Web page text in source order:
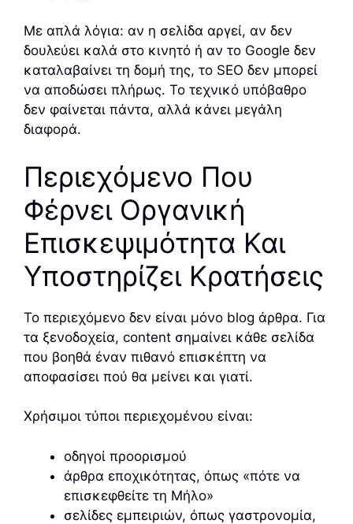
Με απλά λόγια: αν η σελίδα αργεί, αν δεν
δουλεύει καλά στο κινητό ή αν το Google δεν
καταλαβαίνει τη δομή της, το SEO δεν μπορεί
να αποδώσει πλήρως. Το τεχνικό υπόβαθρο
δεν φαίνεται πάντα, αλλά κάνει μεγάλη
διαφορά.
Περιεχόμενο Που
Φέρνει Οργανική
Επισκεψιμότητα Και
Υποστηρίζει Κρατήσεις
Το περιεχόμενο δεν είναι μόνο blog άρθρα. Για
τα ξενοδοχεία, content σημαίνει κάθε σελίδα
που βοηθά έναν πιθανό επισκέπτη να
αποφασίσει πού θα μείνει και γιατί.
Χρήσιμοι τύποι περιεχομένου είναι:
οδηγοί προορισμού
άρθρα εποχικότητας, όπως «πότε να
επισκεφθείτε τη Μήλο»
σελίδες εμπειριών, όπως γαστρονομία,